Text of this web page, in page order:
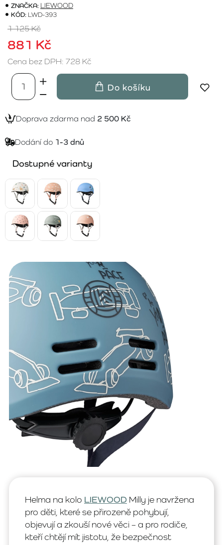
ZNAČKA: LIEWOOD
KÓD: LWD-393
881 Kč
1 125 Kč
Cena bez DPH: 728 Kč
Do košíku
Doprava zdarma nad 2 500 Kč
Dodání do 1-3 dnů
Dostupné varianty
Helma na kolo LIEWOOD Milly je navržena
pro děti, které se přirozeně pohybují,
objevují a zkouší nové věci – a pro rodiče,
kteří chtějí mít jistotu, že bezpečnost